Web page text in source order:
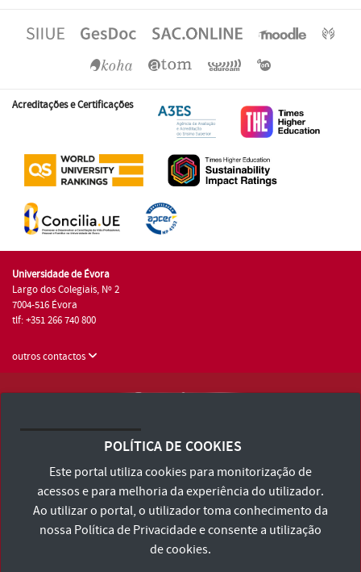
Acreditações e Certificações
Universidade de Évora
Largo dos Colegiais, Nº 2
7004-516 Évora
tlf: +351 266 740 800
outros contactos
Consulte os Termos e Condições e Política de Privacidade
Declaração de Acessibilidade
POLÍTICA DE COOKIES
Este portal utiliza cookies para monitorização de
acessos e para melhoria da experiência do utilizador.
Ao utilizar o portal, o utilizador toma conhecimento da
nossa Política de Privacidadee consente a utilização
de cookies.